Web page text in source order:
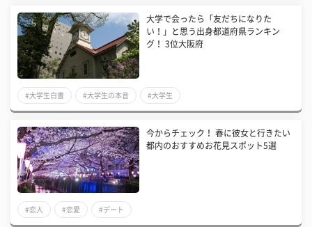
大学で会ったら「友だちになりた
い！」と思う出身都道府県ランキン
グ！ 3位大阪府
#大学生白書 #大学生の本音 #大学生
今からチェック！ 春に彼女と行きたい
都内のおすすめお花見スポット5選
#恋人 #恋愛 #デート